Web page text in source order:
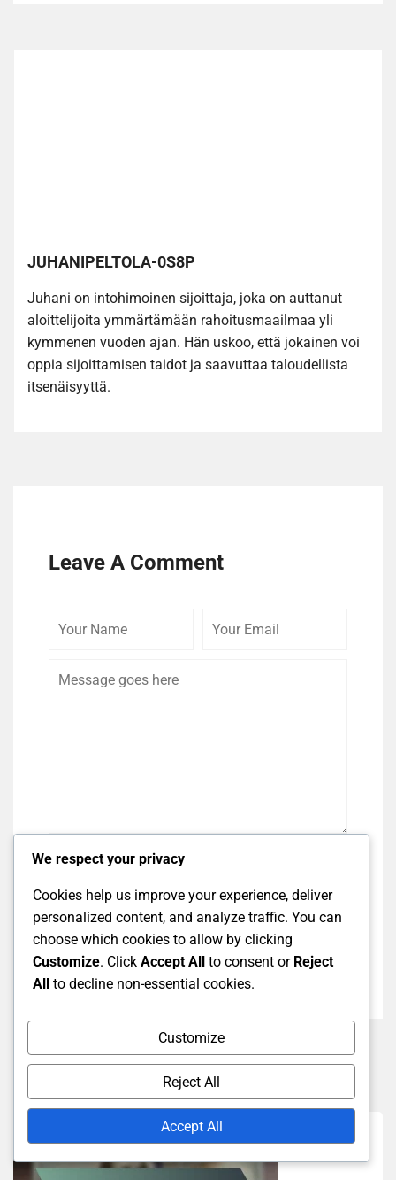
JUHANIPELTOLA-0S8P
Juhani on intohimoinen sijoittaja, joka on auttanut
aloittelijoita ymmärtämään rahoitusmaailmaa yli
kymmenen vuoden ajan. Hän uskoo, että jokainen voi
oppia sijoittamisen taidot ja saavuttaa taloudellista
itsenäisyyttä.
Leave A Comment
Save my name, email, and website in this
browser for the next time I comment.
Post Comment
Related Posts
We respect your privacy
Cookies help us improve your experience, deliver
personalized content, and analyze traffic. You can
choose which cookies to allow by clicking
Customize. Click Accept All to consent or Reject
All to decline non-essential cookies.
Customize
Reject All
Accept All